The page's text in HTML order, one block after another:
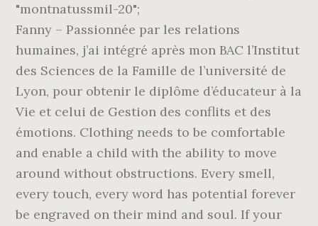
"montnatussmil-20";
Fanny – Passionnée par les relations
humaines, j’ai intégré après mon BAC l’Institut
des Sciences de la Famille de l’université de
Lyon, pour obtenir le diplôme d’éducateur à la
Vie et celui de Gestion des conflits et des
émotions. Clothing needs to be comfortable
and enable a child with the ability to move
around without obstructions. Every smell,
every touch, every word has potential forever
be engraved on their mind and soul. If your